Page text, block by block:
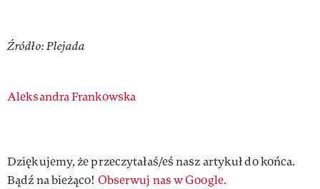
Źródło: Plejada
Authors
Aleksandra Frankowska
Dziękujemy, że przeczytałaś/eś nasz artykuł do końca.
Bądź na bieżąco! Obserwuj nas w Google.